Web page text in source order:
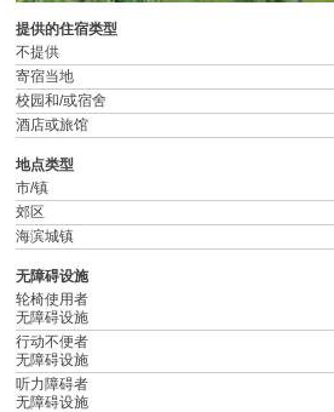
提供的住宿类型
不提供
寄宿当地
校园和/或宿舍
酒店或旅馆
地点类型
市/镇
郊区
海滨城镇
无障碍设施
轮椅使用者
无障碍设施
行动不便者
无障碍设施
听力障碍者
无障碍设施